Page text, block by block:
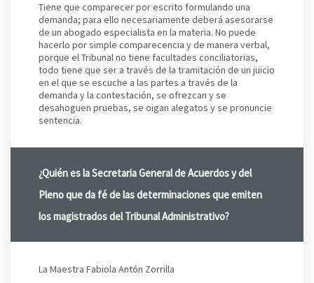
Tiene que comparecer por escrito formulando una
demanda; para ello necesariamente deberá asesorarse
de un abogado especialista en la materia. No puede
hacerlo por simple comparecencia y de manera verbal,
porque el Tribunal no tiene facultades conciliatorias,
todo tiene que ser a través de la tramitación de un juicio
en el que se escuche a las partes a través de la
demanda y la contestación, se ofrezcan y se
desahoguen pruebas, se oigan alegatos y se pronuncie
sentencia.
¿Quién es la Secretaria General de Acuerdos y del
Pleno que da fé de las determinaciones que emiten
los magistrados del Tribunal Administrativo?
La Maestra Fabiola Antón Zorrilla